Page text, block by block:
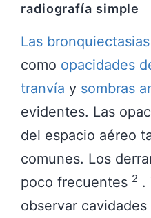
radiografía simple
Las bronquiectasias
como opacidades
tranvía y sombras
evidentes. Las
del espacio aéreo
comunes. Los
poco frecuentes 2 .
observar